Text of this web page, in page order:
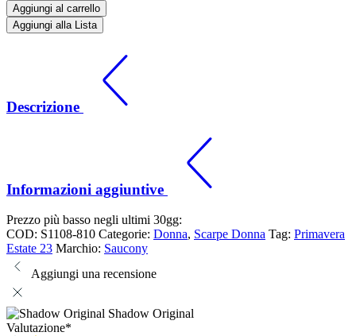
Aggiungi al carrello
Aggiungi alla Lista
Descrizione
Informazioni aggiuntive
Prezzo più basso negli ultimi 30gg:
COD: S1108-810 Categorie: Donna, Scarpe Donna Tag: Primavera
Estate 23 Marchio: Saucony
Aggiungi una recensione
Shadow Original
Valutazione*